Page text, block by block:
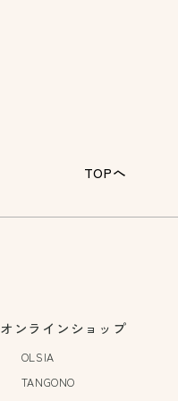
TOPへ
オンラインショップ
OLSIA
TANGONO